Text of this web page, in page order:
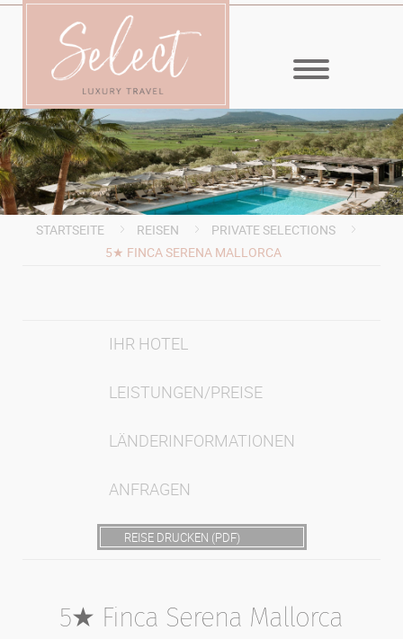
MENÜ
STARTSEITE REISEN
PRIVATE SELECTIONS
5★ FINCA SERENA MALLORCA
IHR HOTEL
LEISTUNGEN/PREISE
LÄNDERINFORMATIONEN
ANFRAGEN
REISE DRUCKEN (PDF)
5★ Finca Serena Mallorca